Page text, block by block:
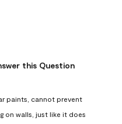
this Question
paints, cannot prevent
on walls, just like it does